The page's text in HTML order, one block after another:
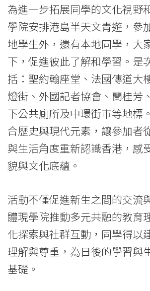
生
活
學
院
消
息
際
學
院
為進一步拓展同學的文化視野
學院安排港島半天文青遊，參
地學生外，還有本地同學，大
下，促進彼此了解和學習。是
括：聖約翰座堂、法國傳道大
燈街、外國記者協會、蘭桂芳
下公共廁所及中環街市等地標
合歷史與現代元素，讓參加者
與生活角度重新認識香港，感
貌與文化底蘊。
活動不僅促進新生之間的交流
體現學院推動多元共融的教育
化探索與社群互動，同學得以
理解與尊重，為日後的學習與
基礎。